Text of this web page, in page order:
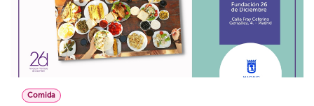
Comida